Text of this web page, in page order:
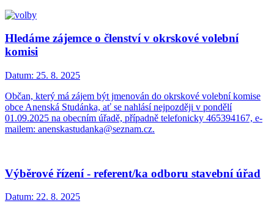
Hledáme zájemce o členství v okrskové volební
komisi
Datum: 25. 8. 2025
Občan, který má zájem být jmenován do okrskové volební komise
obce Anenská Studánka, ať se nahlásí nejpozději v pondělí
01.09.2025 na obecním úřadě, případně telefonicky 465394167, e-
mailem: anenskastudanka@seznam.cz.
Výběrové řízení - referent/ka odboru stavební úřad
Datum: 22. 8. 2025